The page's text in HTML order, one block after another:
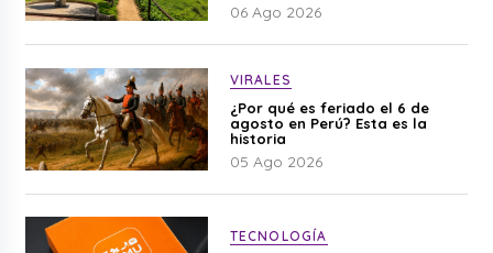
06 Ago 2026
VIRALES
¿Por qué es feriado el 6 de
agosto en Perú? Esta es la
historia
05 Ago 2026
TECNOLOGÍA